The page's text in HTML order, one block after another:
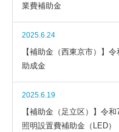
業費補助金
2025.6.24
【補助金（西東京市）】
助成金
2025.6.19
【補助金（足立区）】令
照明設置費補助金（LED）